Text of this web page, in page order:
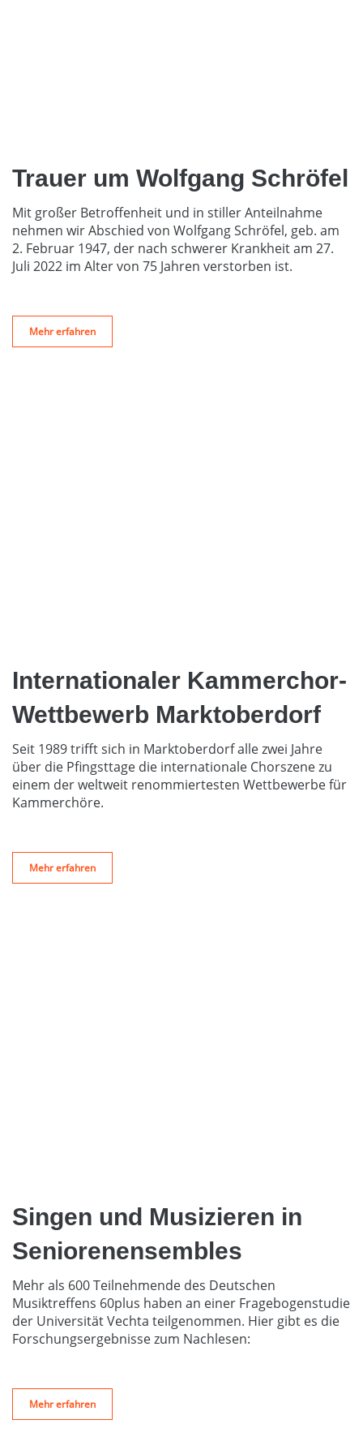
Trauer um Wolfgang Schröfel
Mit großer Betroffenheit und in stiller Anteilnahme
nehmen wir Abschied von Wolfgang Schröfel, geb. am
2. Februar 1947, der nach schwerer Krankheit am 27.
Juli 2022 im Alter von 75 Jahren verstorben ist.
Mehr erfahren
Internationaler Kammerchor-
Wettbewerb Marktoberdorf
Seit 1989 trifft sich in Marktoberdorf alle zwei Jahre
über die Pfingsttage die internationale Chorszene zu
einem der weltweit renommiertesten Wettbewerbe für
Kammerchöre.
Mehr erfahren
Singen und Musizieren in
Seniorenensembles
Mehr als 600 Teilnehmende des Deutschen
Musiktreffens 60plus haben an einer Fragebogenstudie
der Universität Vechta teilgenommen. Hier gibt es die
Forschungsergebnisse zum Nachlesen:
Mehr erfahren